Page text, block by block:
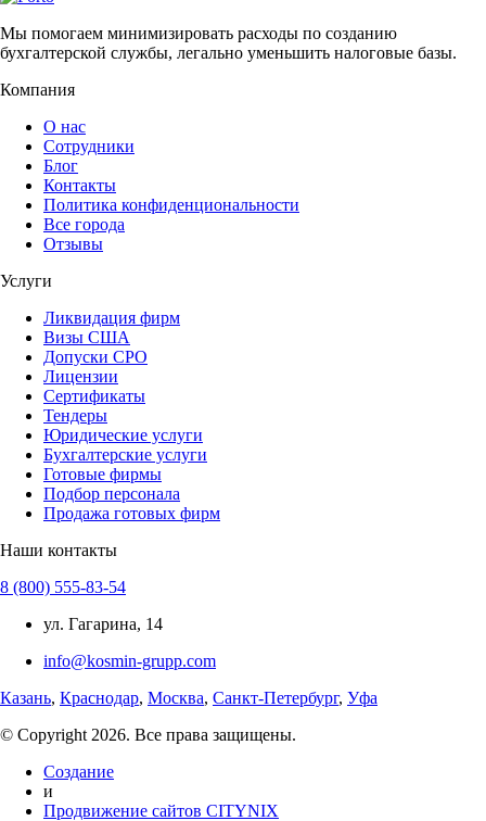
Мы помогаем минимизировать расходы по созданию
бухгалтерской службы, легально уменьшить налоговые базы.
Компания
О нас
Сотрудники
Блог
Контакты
Политика конфиденциональности
Все города
Отзывы
Услуги
Ликвидация фирм
Визы США
Допуски СРО
Лицензии
Сертификаты
Тендеры
Юридические услуги
Бухгалтерские услуги
Готовые фирмы
Подбор персонала
Продажа готовых фирм
Наши контакты
8 (800) 555-83-54
ул. Гагарина, 14
info@kosmin-grupp.com
Казань, Краснодар, Москва, Санкт-Петербург, Уфа
© Copyright 2026. Все права защищены.
Создание
и
Продвижение сайтов CITYNIX